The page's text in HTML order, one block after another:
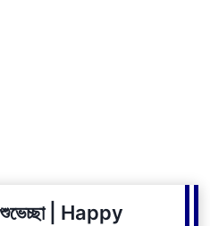
শুভেচ্ছা | Happy